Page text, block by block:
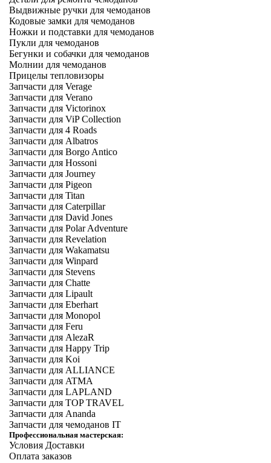
Выдвижные ручки для чемоданов
Кодовые замки для чемоданов
Ножки и подставки для чемоданов
Пукли для чемоданов
Бегунки и собачки для чемоданов
Молнии для чемоданов
Прицелы тепловизоры
Запчасти для Verage
Запчасти для Verano
Запчасти для Victorinox
Запчасти для ViP Collection
Запчасти для 4 Roads
Запчасти для Albatros
Запчасти для Borgo Antico
Запчасти для Hossoni
Запчасти для Journey
Запчасти для Pigeon
Запчасти для Titan
Запчасти для Caterpillar
Запчасти для David Jones
Запчасти для Polar Adventure
Запчасти для Revelation
Запчасти для Wakamatsu
Запчасти для Winpard
Запчасти для Stevens
Запчасти для Chatte
Запчасти для Lipault
Запчасти для Eberhart
Запчасти для Monopol
Запчасти для Feru
Запчасти для AlezaR
Запчасти для Happy Trip
Запчасти для Koi
Запчасти для ALLIANCE
Запчасти для ATMA
Запчасти для LAPLAND
Запчасти для TOP TRAVEL
Запчасти для Ananda
Запчасти для чемоданов IT
Профессиональная мастерская:
Условия Доставки
Оплата заказов